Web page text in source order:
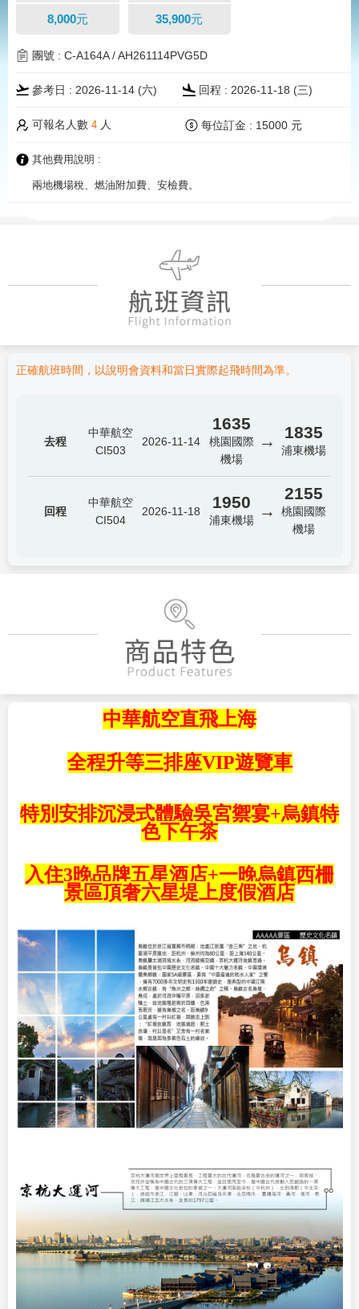
8,000元 35,900元
團號 : C-A164A / AH261114PVG5D
參考日 : 2026-11-14 (六) 回程 : 2026-11-18 (三)
可報名人數 4 人 每位訂金 : 15000 元
其他費用說明 :
兩地機場稅、燃油附加費、安檢費。
正確航班時間，以說明會資料和當日實際起飛時間為準。
去程
中華航空
CI503
2026-11-14
1635
桃園國際
機場
→ 1835
浦東機場
回程
中華航空
CI504
2026-11-18 1950
浦東機場 →
2155
桃園國際
機場
中華航空直飛上海
全程升等三排座VIP遊覽車
特別安排沉浸式體驗吳宮禦宴+烏鎮特
色下午茶
入住3晚品牌五星酒店+一晚烏鎮西柵
景區頂奢六星堤上度假酒店